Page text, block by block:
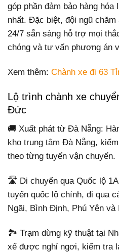
góp phần đảm bảo hàng
nhất. Đặc biệt, đội ngũ
24/7 sẵn sàng hỗ trợ mọi
chóng và tư vấn phương án
Xem thêm: Chành xe đi 63
Lộ trình chành xe
Đức
🚚 Xuất phát từ Đà Nẵng:
kho trung tâm Đà Nẵng,
theo từng tuyến vận chuyển.
🛣️ Di chuyển qua Quốc lộ
tuyến quốc lộ chính, đi qua
Ngãi, Bình Định, Phú Yên và
🏞️ Trạm dừng kỹ thuật tại
xế được nghỉ ngơi, kiểm tra